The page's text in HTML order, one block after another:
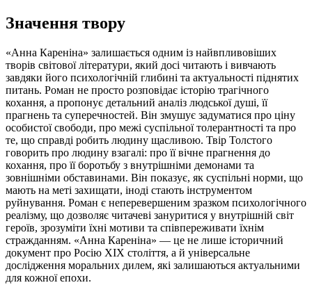
Значення твору
«Анна Кареніна» залишається одним із найвпливовіших
творів світової літератури, який досі читають і вивчають
завдяки його психологічній глибині та актуальності піднятих
питань. Роман не просто розповідає історію трагічного
кохання, а пропонує детальний аналіз людської душі, її
прагнень та суперечностей. Він змушує задуматися про ціну
особистої свободи, про межі суспільної толерантності та про
те, що справді робить людину щасливою. Твір Толстого
говорить про людину взагалі: про її вічне прагнення до
кохання, про її боротьбу з внутрішніми демонами та
зовнішніми обставинами. Він показує, як суспільні норми, що
мають на меті захищати, іноді стають інструментом
руйнування. Роман є неперевершеним зразком психологічного
реалізму, що дозволяє читачеві зануритися у внутрішній світ
героїв, зрозуміти їхні мотиви та співпереживати їхнім
стражданням. «Анна Кареніна» — це не лише історичний
документ про Росію XIX століття, а й універсальне
дослідження моральних дилем, які залишаються актуальними
для кожної епохи.